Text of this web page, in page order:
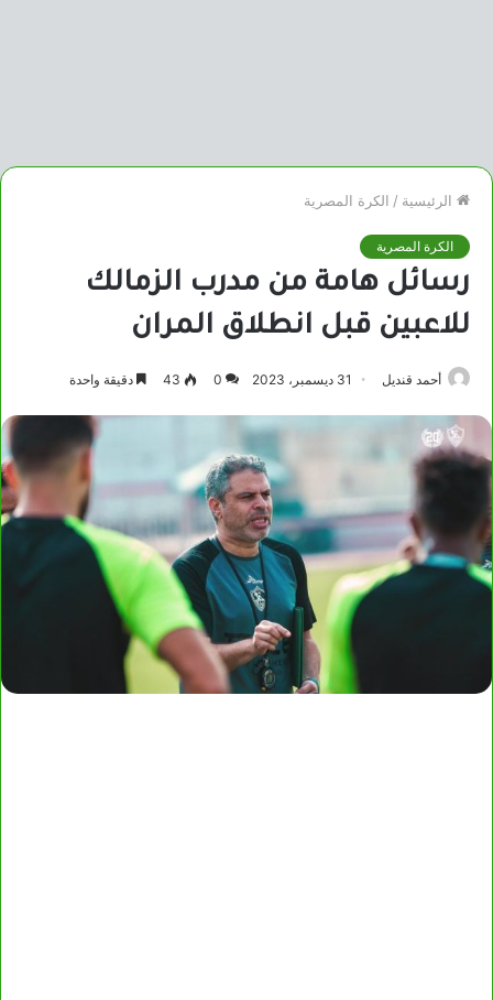
الرئيسية / الكرة المصرية
الكرة المصرية
رسائل هامة من مدرب الزمالك
للاعبين قبل انطلاق المران
أحمد قنديل 31 ديسمبر، 2023 0
43 دقيقة واحدة